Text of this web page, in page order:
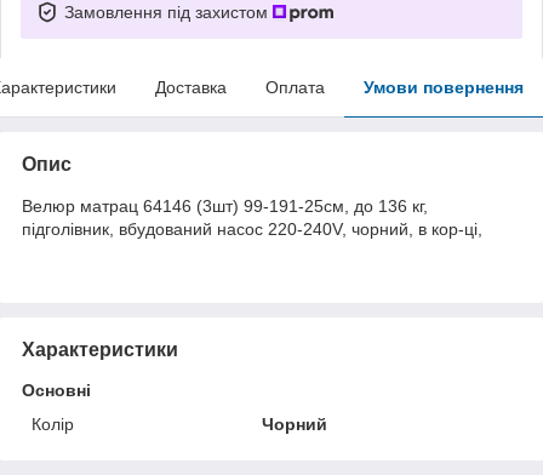
Замовлення під захистом
Доставка Оплата Умови повернення
Опис
Велюр матрац 64146 (3шт) 99-191-25см, до 136 кг,
підголівник, вбудований насос 220-240V, чорний, в кор-ці,
Характеристики
Основні
Колір
Чорний